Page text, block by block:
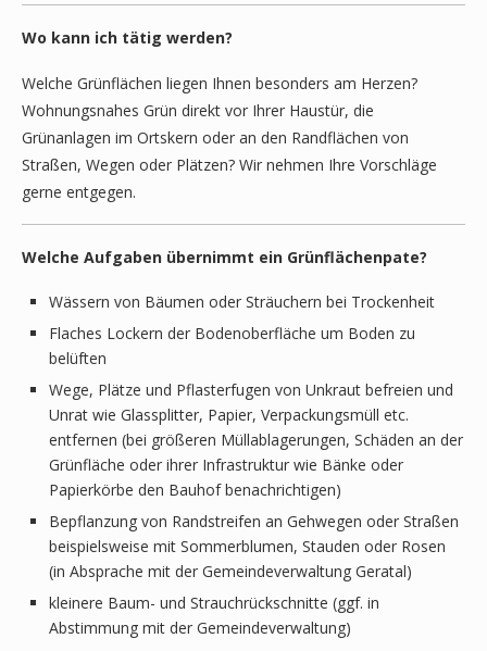
Wo kann ich tätig werden?
Welche Grünflächen liegen Ihnen besonders am Herzen?
Wohnungsnahes Grün direkt vor Ihrer Haustür, die
Grünanlagen im Ortskern oder an den Randflächen von
Straßen, Wegen oder Plätzen? Wir nehmen Ihre Vorschläge
gerne entgegen.
Welche Aufgaben übernimmt ein Grünflächenpate?
Wässern von Bäumen oder Sträuchern bei Trockenheit
Flaches Lockern der Bodenoberfläche um Boden zu
belüften
Wege, Plätze und Pflasterfugen von Unkraut befreien und
Unrat wie Glassplitter, Papier, Verpackungsmüll etc.
entfernen (bei größeren Müllablagerungen, Schäden an der
Grünfläche oder ihrer Infrastruktur wie Bänke oder
Papierkörbe den Bauhof benachrichtigen)
Bepflanzung von Randstreifen an Gehwegen oder Straßen
beispielsweise mit Sommerblumen, Stauden oder Rosen
(in Absprache mit der Gemeindeverwaltung Geratal)
kleinere Baum- und Strauchrückschnitte (ggf. in
Abstimmung mit der Gemeindeverwaltung)